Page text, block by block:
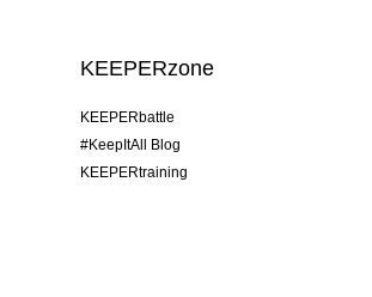
KEEPERzone
KEEPERbattle
#KeepItAll Blog
KEEPERtraining